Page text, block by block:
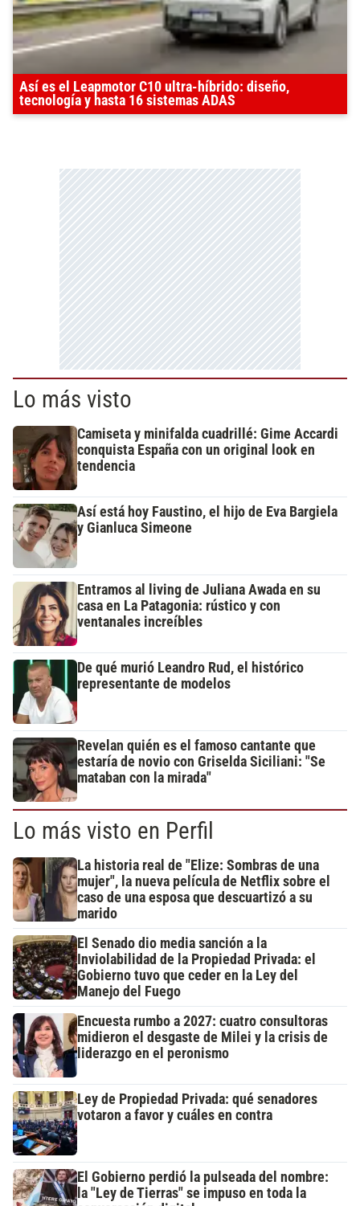
Así es el Leapmotor C10 ultra-híbrido: diseño,
tecnología y hasta 16 sistemas ADAS
Lo más visto
Camiseta y minifalda cuadrillé: Gime Accardi
conquista España con un original look en
tendencia
Así está hoy Faustino, el hijo de Eva Bargiela
y Gianluca Simeone
Entramos al living de Juliana Awada en su
casa en La Patagonia: rústico y con
ventanales increíbles
De qué murió Leandro Rud, el histórico
representante de modelos
Revelan quién es el famoso cantante que
estaría de novio con Griselda Siciliani: "Se
mataban con la mirada"
Lo más visto en Perfil
La historia real de "Elize: Sombras de una
mujer", la nueva película de Netflix sobre el
caso de una esposa que descuartizó a su
marido
El Senado dio media sanción a la
Inviolabilidad de la Propiedad Privada: el
Gobierno tuvo que ceder en la Ley del
Manejo del Fuego
Encuesta rumbo a 2027: cuatro consultoras
midieron el desgaste de Milei y la crisis de
liderazgo en el peronismo
Ley de Propiedad Privada: qué senadores
votaron a favor y cuáles en contra
El Gobierno perdió la pulseada del nombre:
la "Ley de Tierras" se impuso en toda la